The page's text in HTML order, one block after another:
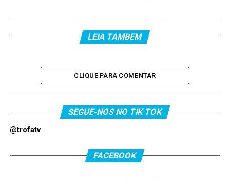
LEIA TAMBEM
CLIQUE PARA COMENTAR
SEGUE-NOS NO TIK TOK
@trofatv
FACEBOOK